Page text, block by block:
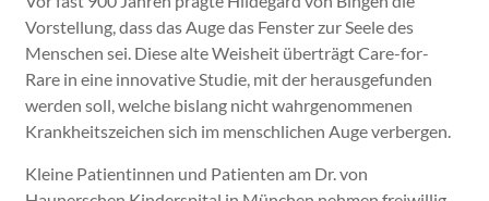
Vorstellung, dass das Auge das Fenster zur Seele des
Menschen sei. Diese alte Weisheit überträgt Care-for-
Rare in eine innovative Studie, mit der herausgefunden
werden soll, welche bislang nicht wahrgenommenen
Krankheitszeichen sich im menschlichen Auge verbergen.
Kleine Patientinnen und Patienten am Dr. von